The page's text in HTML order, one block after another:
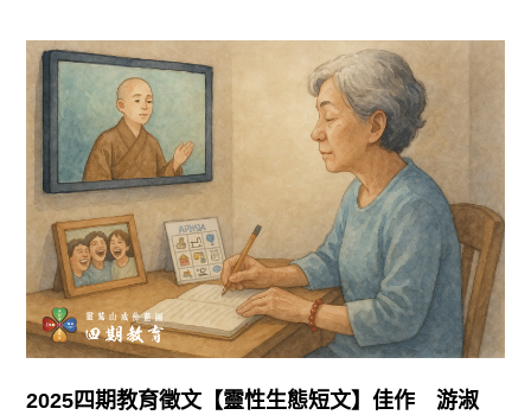
2025四期教育徵文【靈性生態短文】佳作 游淑